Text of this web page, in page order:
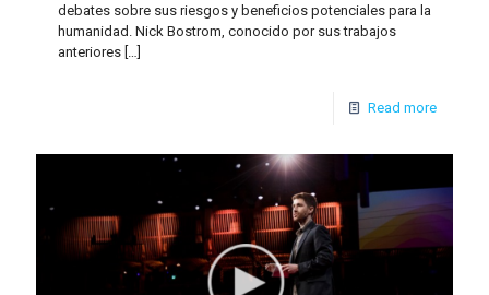
debates sobre sus riesgos y beneficios potenciales para la
humanidad. Nick Bostrom, conocido por sus trabajos
anteriores
Read more